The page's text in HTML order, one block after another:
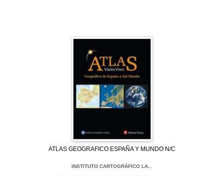
ATLAS GEOGRAFICO ESPAÑA Y MUNDO N/C
INSTITUTO CARTOGRÁFICO LA...